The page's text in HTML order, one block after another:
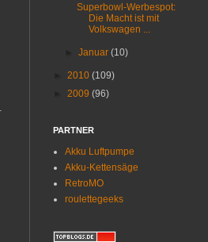
Superbowl-Werbespot:
Die Macht ist mit
Volkswagen ...
►Januar(10)
2010 (109)
2009 (96)
PARTNER
Akku Luftpumpe
Akku-Kettensäge
RetroMO
roulettegeeks